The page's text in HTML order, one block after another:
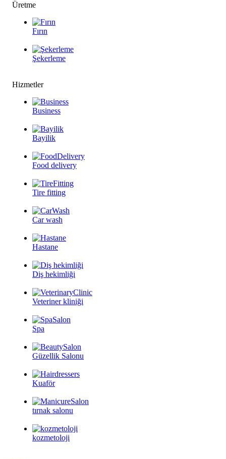
Üretme
Fırın
Şekerleme
Hizmetler
Business
Bayilik
Food delivery
Tire fitting
Car wash
Hastane
Diş hekimliği
Veteriner kliniği
Spa
Güzellik Salonu
Kuaför
tırnak salonu
kozmetoloji